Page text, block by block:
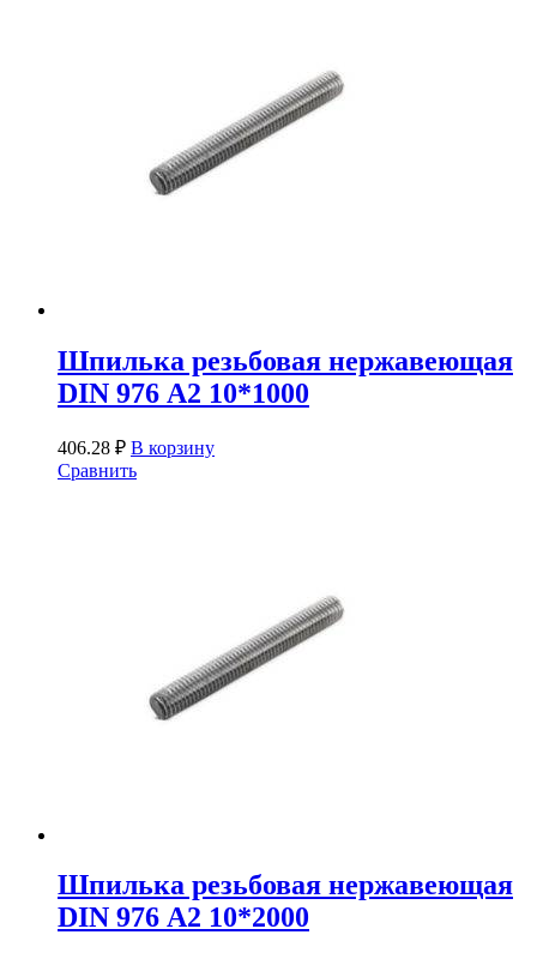
Шпилька резьбовая нержавеющая
DIN 976 А2 10*1000
406.28 ₽ В корзину
Сравнить
Шпилька резьбовая нержавеющая
DIN 976 А2 10*2000